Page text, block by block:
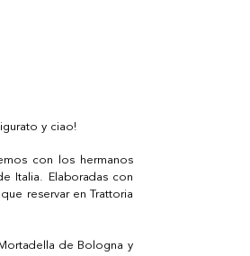
y ciao!
con los hermanos
Italia. Elaboradas con
reservar en Trattoria
de Bologna y